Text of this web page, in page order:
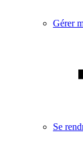
Gérer
Se